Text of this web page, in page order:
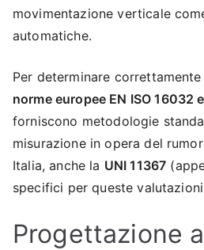
movimentazione verticale
automatiche.
Per determinare
norme europee EN ISO 16032
forniscono metodologie
misurazione in opera del
Italia, anche la UNI 11367
specifici per queste
Progettazione